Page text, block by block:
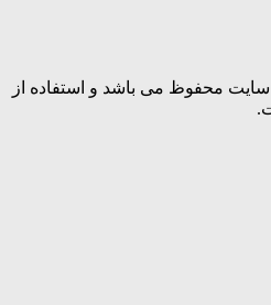
محفوظ می باشد و استفاده از